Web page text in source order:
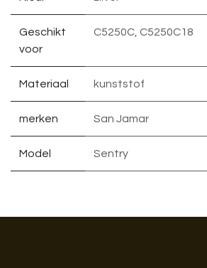
Geschikt
voor
C5250C C5250C18
Materiaal kunststof
merken San Jamar
Model Sentry